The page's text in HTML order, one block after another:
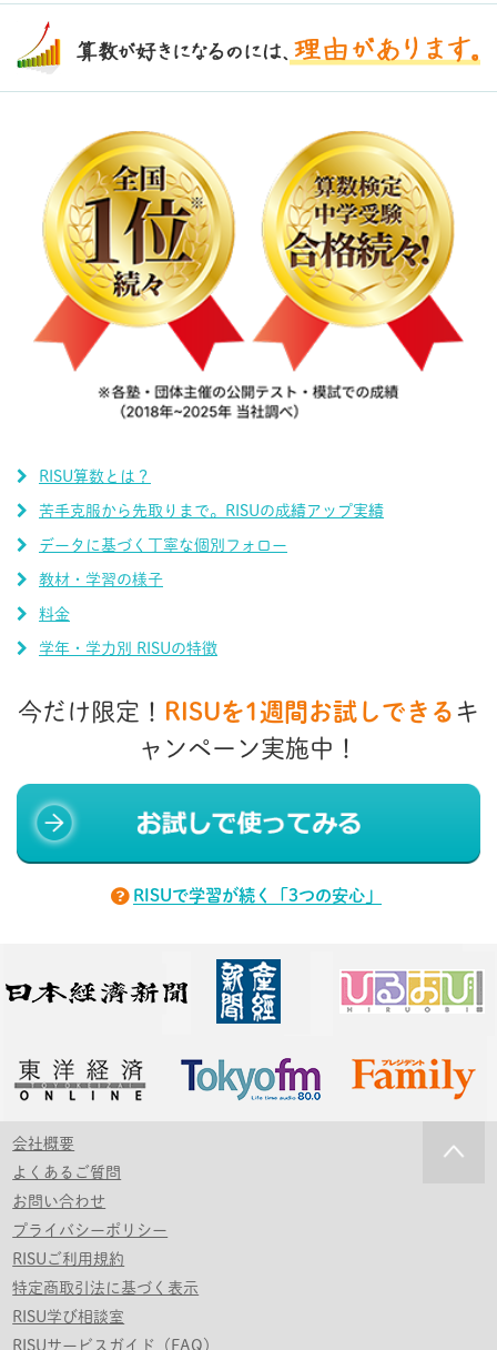
RISU算数とは？
苦手克服から先取りまで。RISUの成績アップ実績
データに基づく丁寧な個別フォロー
教材・学習の様子
料金
学年・学力別 RISUの特徴
今だけ限定！ RISUを1週間お試しできる キ
ャンペーン実施中！
RISUで学習が続く「3つの安心」
会社概要
よくあるご質問
お問い合わせ
プライバシーポリシー
RISUご利用規約
特定商取引法に基づく表示
RISU学び相談室
RISUサービスガイド（FAQ）